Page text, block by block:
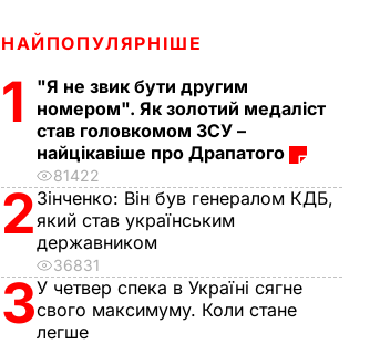
НАЙПОПУЛЯРНІШЕ
1
"Я не звик бути другим
номером". Як золотий медаліст
став головкомом ЗСУ –
найцікавіше про Драпатого
81422
2 Зінченко: Він був генералом КДБ,
який став українським
державником
36831
3У четвер спека в Україні сягне
свого максимуму. Коли стане
легше